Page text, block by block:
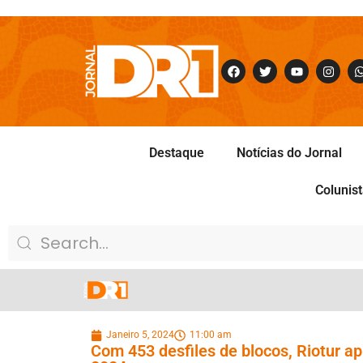
Destaque Notícias do Jornal
Janeiro 5, 2024 11:00 am
Com 453 desfiles de blocos, Riotur